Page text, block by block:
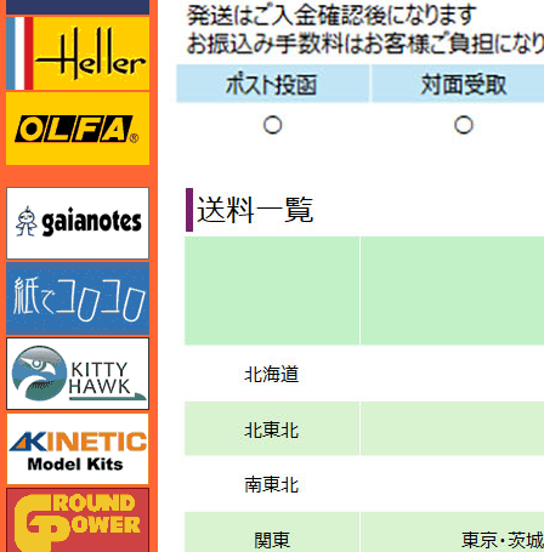
エレール
オルファ
ガイアノーツ
キティホーク
ガリレオ出版 グランドパワー